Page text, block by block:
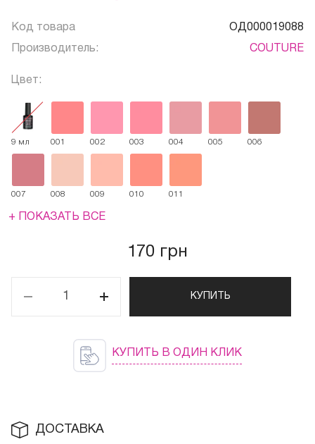
Код товара ОД000019088
Производитель: COUTURE
Цвет:
9 мл 001 002 003 004 005 006
007 008 009 010 011
+ ПОКАЗАТЬ ВСЕ
170 грн
КУПИТЬ
КУПИТЬ В ОДИН КЛИК
ДОСТАВКА